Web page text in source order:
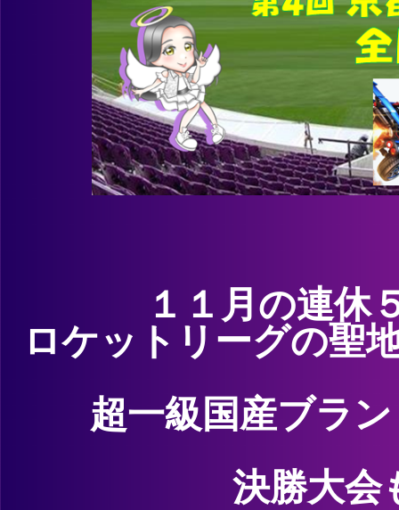
１１月の連休
ロケットリーグの聖
超一級国産ブラ
決勝大会